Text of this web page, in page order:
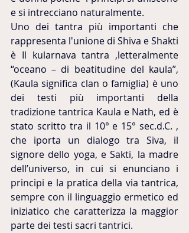
e si intrecciano naturalmente.
Uno dei tantra più importanti che
rappresenta l'unione di Shiva e Shakti
è Il kularnava tantra ,letteralmente
“oceano – di beatitudine del kaula”,
(Kaula significa clan o famiglia) è uno
dei testi più importanti della
tradizione tantrica Kaula e Nath, ed è
stato scritto tra il 10° e 15° sec.d.C. ,
che iporta un dialogo tra Siva, il
signore dello yoga, e Sakti, la madre
dell’universo, in cui si enunciano i
principi e la pratica della via tantrica,
sempre con il linguaggio ermetico ed
iniziatico che caratterizza la maggior
parte dei testi sacri tantrici.